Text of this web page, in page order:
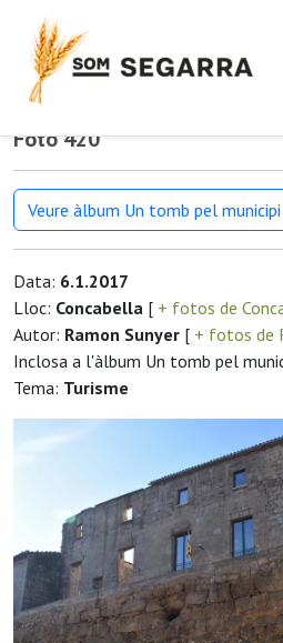
Foto 420
Veure àlbum Un tomb pel
Data: 6.1.2017
Lloc: Concabella [ + fotos de
Autor: Ramon Sunyer [ + fotos de
Inclosa a l'àlbum Un tomb pel
Tema: Turisme